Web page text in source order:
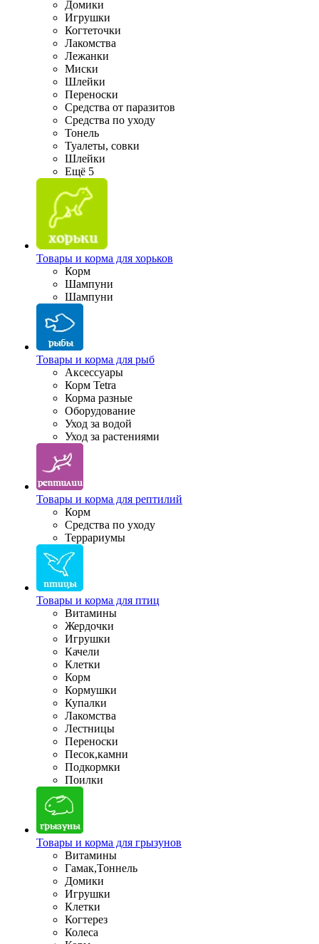
Домики
Игрушки
Когтеточки
Лакомства
Лежанки
Миски
Шлейки
Переноски
Средства от паразитов
Средства по уходу
Тонель
Туалеты, совки
Шлейки
Ещё 5
Товары и корма для хорьков
Корм
Шампуни
Шампуни
Товары и корма для рыб
Аксессуары
Корм Tetra
Корма разные
Оборудование
Уход за водой
Уход за растениями
Товары и корма для рептилий
Корм
Средства по уходу
Террариумы
Товары и корма для птиц
Витамины
Жердочки
Игрушки
Качели
Клетки
Корм
Кормушки
Купалки
Лакомства
Лестницы
Переноски
Песок,камни
Подкормки
Поилки
Товары и корма для грызунов
Витамины
Гамак,Тоннель
Домики
Игрушки
Клетки
Когтерез
Колеса